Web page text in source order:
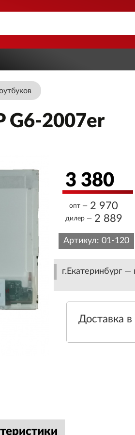
G6-2007er
3 380
опт — 2 970
дилер — 2 889
Артикул:01-120
г.Екатеринбург —
Доставка в